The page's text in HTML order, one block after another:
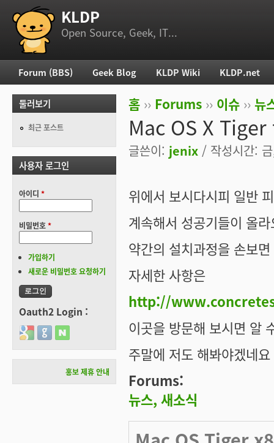
부 메뉴 KLDP
Open Source, Geek, IT...
현재 위치
홈 ›› Forums ›› 이슈 ›› 뉴
Mac OS X
글쓴이: jenix / 작성시간:
위에서 보시다시피 일반
계속해서 성공기들이 올
약간의 설치과정을 손보
자세한 사항은
http://
이곳을 방문해 보시면 알
주말에 저도 해봐야겠네
Forums:
뉴스, 새소식
주 메뉴
Forum (BBS) Geek Blog KLDP Wiki KLDP.net
둘러보기
최근 포스트
사용자 로그인
아이디 *
비밀번호*
가입하기
새로운 비밀번호 요청하기
Oauth2 Login :
Login with Google
Login with GitHub
Login with Naver
홍보 제휴 안내